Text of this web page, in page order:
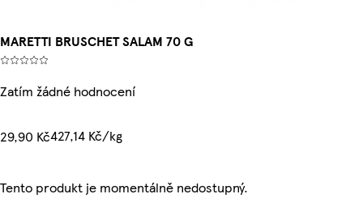
MARETTI BRUSCHET SALAM 70 G
Zatím žádné hodnocení
29,90 Kč427,14 Kč/kg
Tento produkt je momentálně nedostupný.